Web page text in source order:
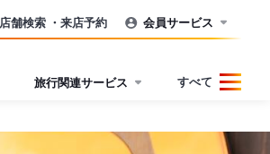
店舗検索 ・来店予約 会員サービス
旅行関連サービス すべて